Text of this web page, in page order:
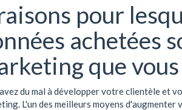
pour
achetées
que
du mal à développer votre clientèle et
L'un des meilleurs moyens